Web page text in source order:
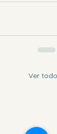
Ver todo